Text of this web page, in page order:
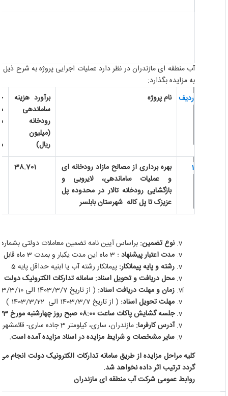
آب منطقه ای مازندران در نظر دارد عملیات اجرایی پروژه به شرح
به مزایده بگذارد:
ردیف
نام پروژه
برآورد هزینه
ساماندهی
رودخانه
(میلیون
ریال)
بهره برداری از مصالح مازاد رودخانه ای
و عملیات ساماندهی، لایروبی و
بازگشایی رودخانه تالار در محدوده پل
عزیزک تا پل کالهشهرستان بابلسر
38.701
نوع تضمین:براساس آیین نامه تضمین معاملات دولتی بشماره 123402/ت 50659 هـ مورخ 22/9/94
مدت اعتبار پیشنهاد :3 ماه این مدت یکبار و بمدت 3 ماه قابل تمدید می باشد.
رشته و پایه پیمانکار:پیمانکار رشته آب یا ابنیه حداقل پایه 5
محل دریافت و تحویل اسناد: سامانه تدارکات الکترونیک دولت
زمان و مهلت دریافت اسناد:( از تاریخ 1403/3/7 الی 1403/3/10 )
مهلت تحویل اسناد:( از تاریخ 1403/3/7 الی 1403/3/22 )
جلسه گشایش پاکات ساعت 08:00 صبح روز چهارشنبه مورخ 1403/3/23 در محل دفتر قراردادها (اتاق مناقصات)
آدرس کارفرما:مازندران، ساری، کیلومتر 3 جاده ساری- قائمشهر، کد پستی 48158-98643
سایر مشخصات و شرایط مزایده در اسناد مزایده آمده است.
کلیه مراحل مزایده از طریق سامانه تدارکات الکترونیک دولت انجام
گردد ترتیب اثر داده نخواهد شد.
روابط عمومی شرکت آب منطقه ای مازندران